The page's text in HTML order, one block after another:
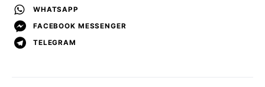
WHATSAPP
FACEBOOK MESSENGER
TELEGRAM